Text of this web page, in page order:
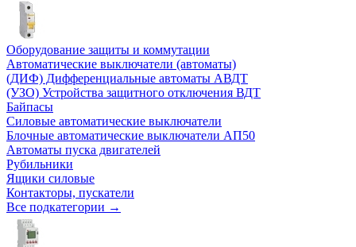
Оборудование защиты и коммутации
Автоматические выключатели (автоматы)
(ДИФ) Дифференциальные автоматы АВДТ
(УЗО) Устройства защитного отключения ВДТ
Байпасы
Силовые автоматические выключатели
Блочные автоматические выключатели АП50
Автоматы пуска двигателей
Рубильники
Ящики силовые
Контакторы, пускатели
Все подкатегории →